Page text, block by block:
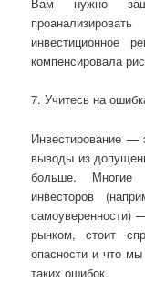
инвестиционное
компенсировала
7. Учитесь на
Инвестирование —
выводы из
больше. Многие
инвесторов
самоуверенности)
рынком, стоит
опасности и что
таких ошибок.